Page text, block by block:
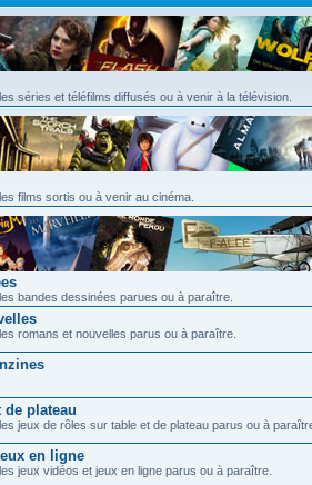
séries et téléfilms diffusés ou à venir à la télévision.
films sortis ou à venir au cinéma.
bandes dessinées parues ou à paraître.
romans et nouvelles parus ou à paraître.
de plateau
jeux de rôles sur table et de plateau parus ou à
en ligne
jeux vidéos et jeux en ligne parus ou à paraître.